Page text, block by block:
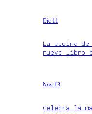
Dic 11
La cocina de
nuevo libro
Nov 13
Celebra la